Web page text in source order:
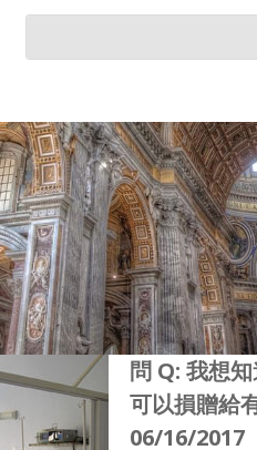
問 Q: 我想
可以損贈給
06/16/2017